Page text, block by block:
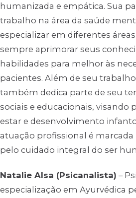
humanizada e empática. Sua
trabalho na área da saúde
especializar em diferentes
sempre aprimorar seus
habilidades para melhor às
pacientes. Além de seu
também dedica parte de seu
sociais e educacionais, visando
estar e desenvolvimento
atuação profissional é
pelo cuidado integral do ser
Natalie Alsa (Psicanalista) –
especialização em Ayurvédica